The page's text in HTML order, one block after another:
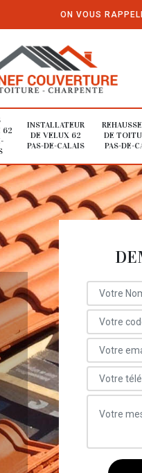
ON VOUS
62
INSTALLATEUR
DE VELUX 62
PAS-DE-CALAIS
DE
PAS-DE-